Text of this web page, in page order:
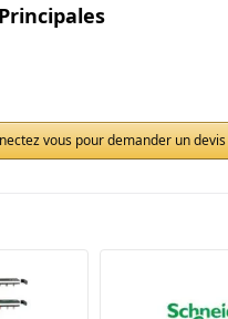
vous pour demander un devis